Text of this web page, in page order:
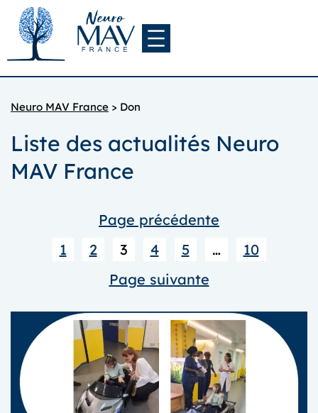
Aller
contenu
Neuro MAV France > Don
Liste des actualités Neuro
MAV France
Page précédente
1
2 3 4 5 …
10
Page suivante